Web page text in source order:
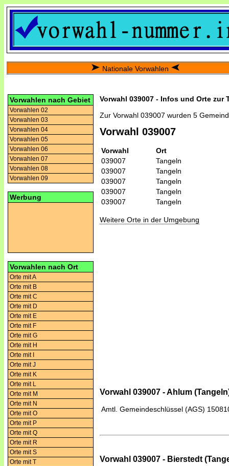
Nationale Vorwahlen
Vorwahlen nach Gebiet
Vorwahlen 02
Vorwahlen 03
Vorwahlen 04
Vorwahlen 05
Vorwahlen 06
Vorwahlen 07
Vorwahlen 08
Vorwahlen 09
Werbung
Vorwahlen nach Ort
Orte mit A
Orte mit B
Orte mit C
Orte mit D
Orte mit E
Orte mit F
Orte mit G
Orte mit H
Orte mit I
Orte mit J
Orte mit K
Orte mit L
Orte mit M
Orte mit N
Orte mit O
Orte mit P
Orte mit Q
Orte mit R
Orte mit S
Orte mit T
Vorwahl 039007 - Infos und Orte zur
Zur Vorwahl 039007 wurden 5
Vorwahl 039007
Vorwahl
Ort
039007
Tangeln
039007
Tangeln
039007
Tangeln
039007
Tangeln
039007
Tangeln
Weitere Orte in der Umgebung
Vorwahl 039007 - Ahlum
Amtl. Gemeindeschlüssel (AGS)
Vorwahl 039007 - Bierstedt